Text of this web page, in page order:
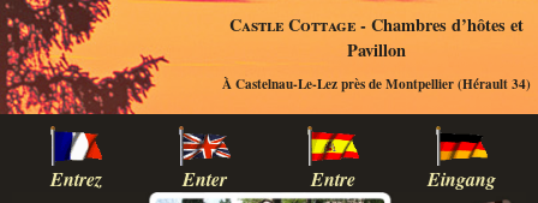
Castle Cottage- Chambres d’hôtes et
Pavillon
À Castelnau-Le-Lez près de Montpellier (Hérault 34)
Entrez Enter Entre Eingang